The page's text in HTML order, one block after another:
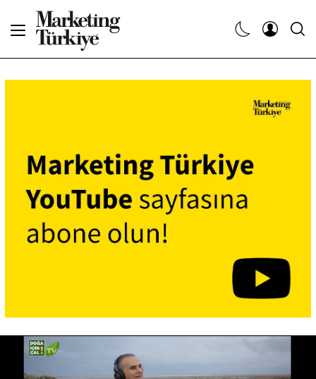
Dergiler
Etkinlikler
Araştırma